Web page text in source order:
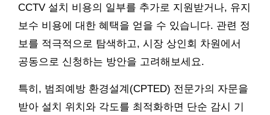
CCTV 설치 비용의 일부를 추가로 지원받거나, 유지
보수 비용에 대한 혜택을 얻을 수 있습니다. 관련 정
보를 적극적으로 탐색하고, 시장 상인회 차원에서
공동으로 신청하는 방안을 고려해보세요.
특히, 범죄예방 환경설계(CPTED) 전문가의 자문을
받아 설치 위치와 각도를 최적화하면 단순 감시 기